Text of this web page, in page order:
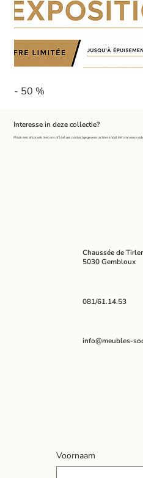
- 50 %
Interesse in deze collectie?
Maak een afspraak met ons of laat uw contactgegevens achter zodat één van onze
Voornaam
Chaussée de
5030 Gembloux
081/61.14.53
info@meubles-